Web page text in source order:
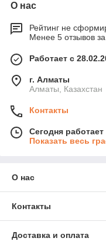
О нас
Рейтинг не
Менее 5 отзывов
Работает с
г. Алматы
Алматы, Казахстан
Контакты
Сегодня
Показать весь
О нас
Контакты
Доставка и оплата